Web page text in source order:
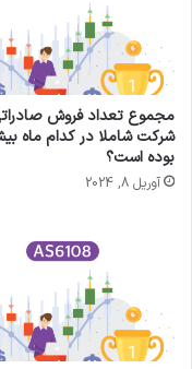
مجموع تعداد فروش
شرکت شاملا در کدام ماه
بوده است؟
آوریل 8, 2024